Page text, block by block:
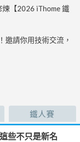
【2026 iThome 鐵
請你用技術交流，
鐵人賽
些不只是新名